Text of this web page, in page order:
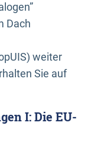
Dach
weiter
Sie auf
I: Die EU-